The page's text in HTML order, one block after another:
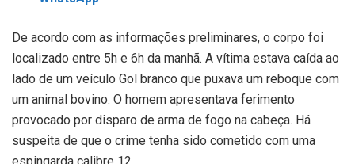
De acordo com as informações preliminares, o corpo foi
localizado entre 5h e 6h da manhã. A vítima estava caída ao
lado de um veículo Gol branco que puxava um reboque com
um animal bovino. O homem apresentava ferimento
provocado por disparo de arma de fogo na cabeça. Há
suspeita de que o crime tenha sido cometido com uma